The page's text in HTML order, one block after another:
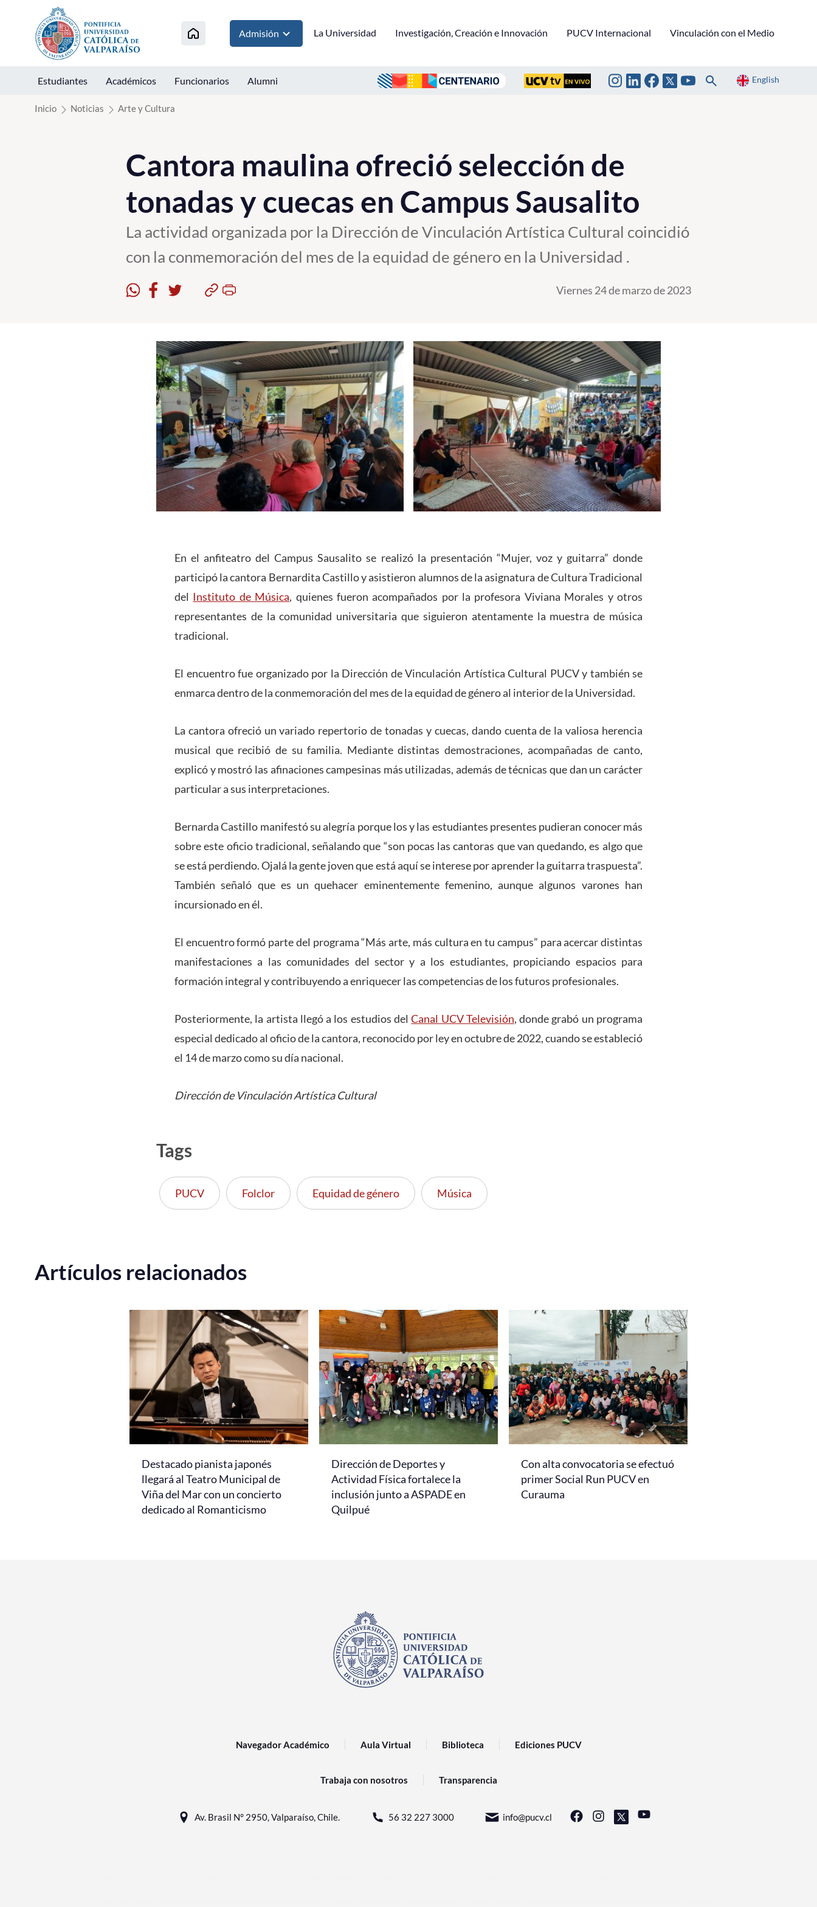
Click acá para ir directamente al contenido
Admisión La Universidad Investigación, Creación e Innovación PUCV Internacional Vinculación con el Medio
Estudiantes Académicos Funcionarios Alumni English
Inicio Noticias Arte y Cultura
Cantora maulina ofreció selección de
tonadas y cuecas en Campus Sausalito
La actividad organizada por la Dirección de Vinculación Artística Cultural coincidió
con la conmemoración del mes de la equidad de género en la Universidad .
Viernes 24 de marzo de 2023
En el anfiteatro del Campus Sausalito se realizó la presentación “Mujer, voz y guitarra” donde
participó la cantora Bernardita Castillo y asistieron alumnos de la asignatura de Cultura Tradicional
del Instituto de Música, quienes fueron acompañados por la profesora Viviana Morales y otros
representantes de la comunidad universitaria que siguieron atentamente la muestra de música
tradicional.
El encuentro fue organizado por la Dirección de Vinculación Artística Cultural PUCV y también se
enmarca dentro de la conmemoración del mes de la equidad de género al interior de la Universidad.
La cantora ofreció un variado repertorio de tonadas y cuecas, dando cuenta de la valiosa herencia
musical que recibió de su familia. Mediante distintas demostraciones, acompañadas de canto,
explicó y mostró las afinaciones campesinas más utilizadas, además de técnicas que dan un carácter
particular a sus interpretaciones.
Bernarda Castillo manifestó su alegría porque los y las estudiantes presentes pudieran conocer más
sobre este oficio tradicional, señalando que “son pocas las cantoras que van quedando, es algo que
se está perdiendo. Ojalá la gente joven que está aquí se interese por aprender la guitarra traspuesta”.
También señaló que es un quehacer eminentemente femenino, aunque algunos varones han
incursionado en él.
El encuentro formó parte del programa “Más arte, más cultura en tu campus” para acercar distintas
manifestaciones a las comunidades del sector y a los estudiantes, propiciando espacios para
formación integral y contribuyendo a enriquecer las competencias de los futuros profesionales.
Posteriormente, la artista llegó a los estudios delCanal UCV Televisión, donde grabó un programa
especial dedicado al oficio de la cantora, reconocido por ley en octubre de 2022, cuando se estableció
el 14 de marzo como su día nacional.
Dirección de Vinculación Artística Cultural
Tags
PUCV Folclor Equidad de género Música
Artículos relacionados
Destacado pianista japonés
llegará al Teatro Municipal de
Viña del Mar con un concierto
dedicado al Romanticismo
Dirección de Deportes y
Actividad Física fortalece la
inclusión junto a ASPADE en
Quilpué
Con alta convocatoria se efectuó
primer Social Run PUCV en
Curauma
Navegador Académico Aula Virtual Biblioteca Ediciones PUCV
Trabaja con nosotros Transparencia
Av. Brasil N° 2950, Valparaíso, Chile. 56 32 227 3000 info@pucv.cl